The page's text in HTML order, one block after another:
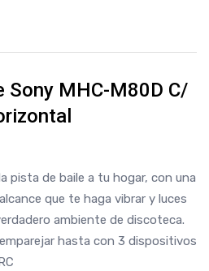
Sony MHC-M80D C/
pista de baile a tu hogar, con una
que te haga vibrar y luces
ambiente de discoteca.
hasta con 3 dispositivos